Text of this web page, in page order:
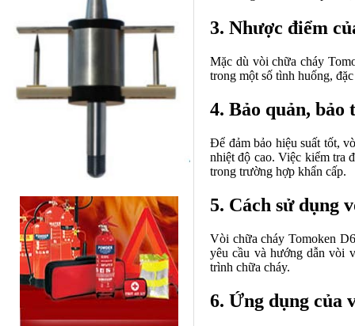
3. Nhược điểm
Mặc dù vòi chữa cháy
trong một số tình huống,
4. Bảo quản,
Để đảm bảo hiệu suất tốt,
nhiệt độ cao. Việc kiểm tra
trong trường hợp khẩn cấp.
5. Cách sử dụng
Vòi chữa cháy Tomoken
yêu cầu và hướng dẫn vòi
trình chữa cháy.
6. Ứng dụng của